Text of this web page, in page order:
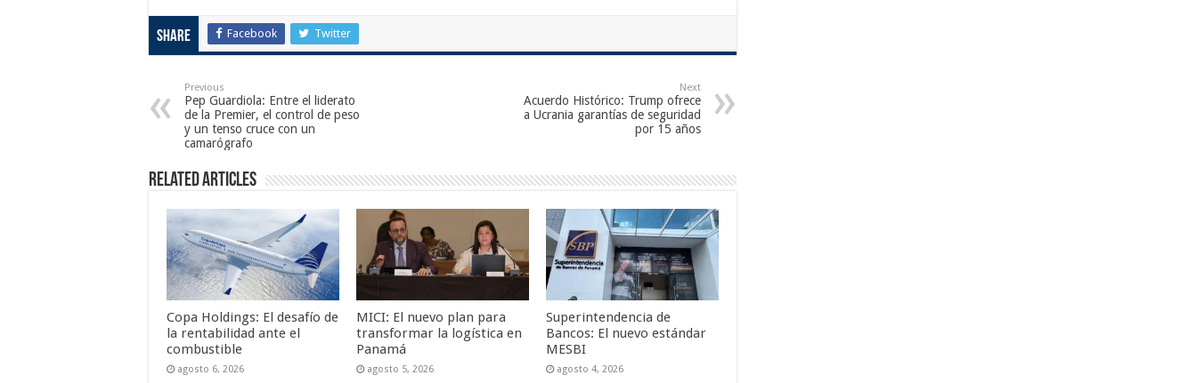
Share Facebook Twitter
Previous
Pep Guardiola: Entre el liderato
de la Premier, el control de peso
y un tenso cruce con un
camarógrafo
Next
Acuerdo Histórico: Trump ofrece
a Ucrania garantías de seguridad
por 15 años
Related Articles
Copa Holdings: El desafío de
la rentabilidad ante el
combustible
agosto 6, 2026
MICI: El nuevo plan para
transformar la logística en
Panamá
agosto 5, 2026
Superintendencia de
Bancos: El nuevo estándar
MESBI
agosto 4, 2026